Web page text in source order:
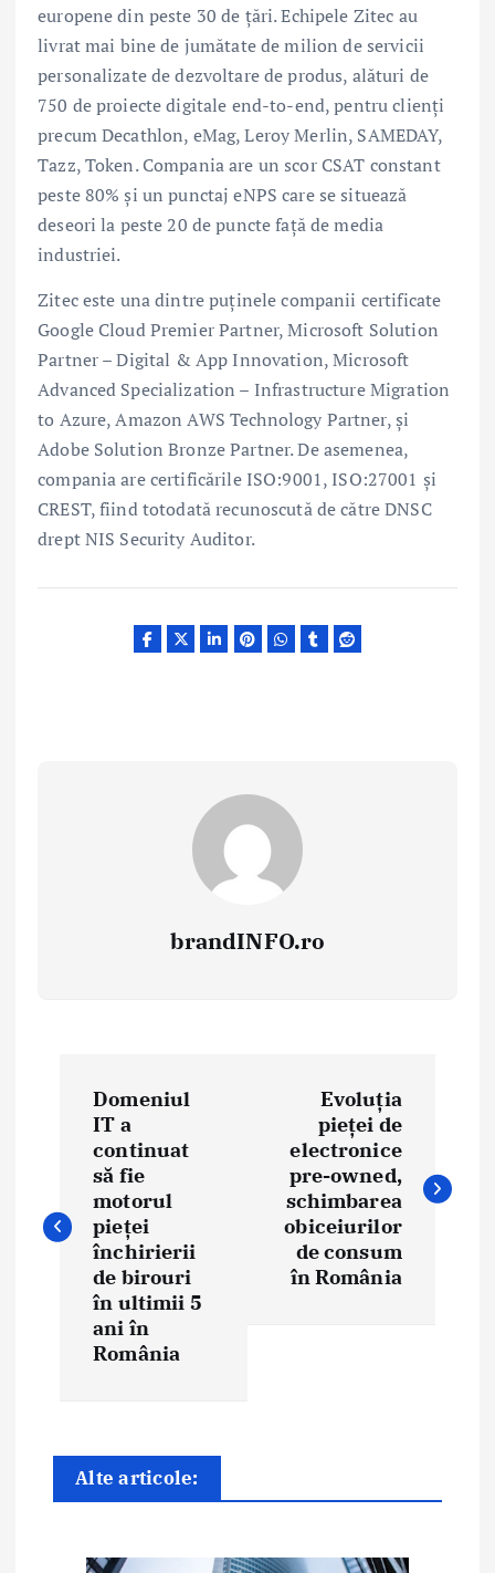
europene din peste 30 de țări. Echipele Zitec au
livrat mai bine de jumătate de milion de servicii
personalizate de dezvoltare de produs, alături de
750 de proiecte digitale end-to-end, pentru clienți
precum Decathlon, eMag, Leroy Merlin, SAMEDAY,
Tazz, Token. Compania are un scor CSAT constant
peste 80% și un punctaj eNPS care se situează
deseori la peste 20 de puncte față de media
industriei.
Zitec este una dintre puținele companii certificate
Google Cloud Premier Partner, Microsoft Solution
Partner – Digital & App Innovation, Microsoft
Advanced Specialization – Infrastructure Migration
to Azure, Amazon AWS Technology Partner, și
Adobe Solution Bronze Partner. De asemenea,
compania are certificările ISO:9001, ISO:27001 și
CREST, fiind totodată recunoscută de către DNSC
drept NIS Security Auditor.
brandINFO.ro
i
g
a
Domeniul
IT a
continuat
să fie
motorul
pieței
închirierii
de birouri
în ultimii 5
ani în
România
Evoluția
pieței de
electronice
pre-owned,
schimbarea
obiceiurilor
de consum
în România
Alte articole: